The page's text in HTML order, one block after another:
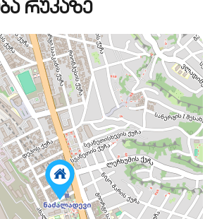
რუკაზე